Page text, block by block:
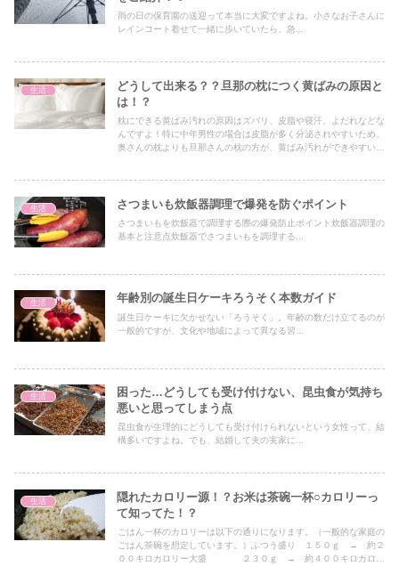
雨の日の保育園の送迎って本当に大変ですよね。小さなお子さんに
レインコート着せて一緒に歩いていたら、急...
生活
どうして出来る？？旦那の枕につく黄ばみの原因と
は！？
枕にできる黄ばみ汚れの原因はズバリ、皮脂や寝汗、よだれなどな
んですよ！特に中年男性の場合は皮脂が多く分泌されやすいため、
奥さんの枕よりも旦那さんの枕の方が、黄ばみ汚れができやすいん
生活 さつまいも炊飯器調理で爆発を防ぐポイント
さつまいもを炊飯器で調理する際の爆発防止ポイント炊飯器調理の
基本と注意点炊飯器でさつまいもを調理する...
生活 年齢別の誕生日ケーキろうそく本数ガイド
誕生日ケーキに欠かせない「ろうそく」。年齢の数だけ立てるのが
一般的ですが、文化や地域によって異なる習...
生活
困った…どうしても受け付けない、昆虫食が気持ち
悪いと思ってしまう点
昆虫食が生理的にどうしても受け付けられないという女性って、結
構多いですよね。でも、結婚して夫の実家に...
生活
隠れたカロリー源！？お米は茶碗一杯○カロリーっ
て知ってた！？
ごはん一杯のカロリーは以下の通りになります。（一般的な家庭の
ごはん茶碗を想定しています。）ふつう盛り １５０ｇ → 約２
００キロカロリー大盛 ２３０ｇ → 約４００キロカロリ